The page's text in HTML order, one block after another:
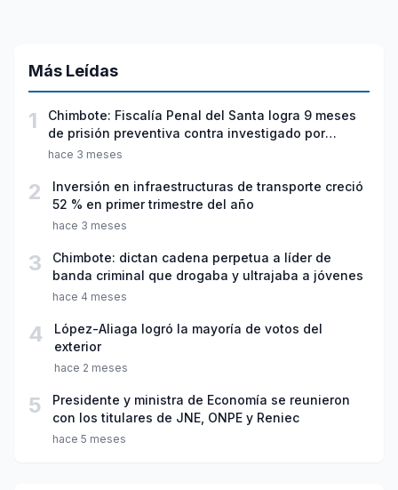
Más Leídas
1
Chimbote: Fiscalía Penal del Santa logra 9 meses
de prisión preventiva contra investigado por
violación sexual y tentativa de feminicidio
hace 3 meses
2
Inversión en infraestructuras de transporte creció
52 % en primer trimestre del año
hace 3 meses
3
Chimbote: dictan cadena perpetua a líder de
banda criminal que drogaba y ultrajaba a jóvenes
hace 4 meses
4
López-Aliaga logró la mayoría de votos del
exterior
hace 2 meses
5
Presidente y ministra de Economía se reunieron
con los titulares de JNE, ONPE y Reniec
hace 5 meses